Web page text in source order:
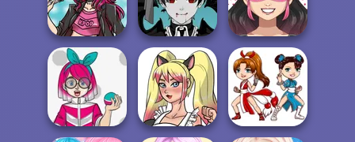
Late For School
Anime Couple
Picture Creator
Kawaii Witch
School
K-Pop Star
Mega Anime
Avatar Creator
Kawaii
Superhero
Avatar Maker